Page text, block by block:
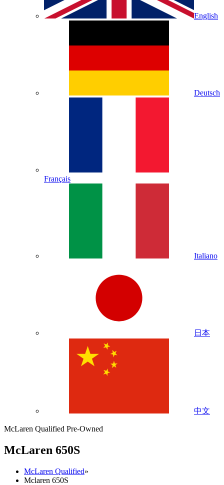
English
Deutsch
Français
Italiano
日本
中文
McLaren Qualified Pre-Owned
McLaren 650S
McLaren Qualified»
Mclaren 650S